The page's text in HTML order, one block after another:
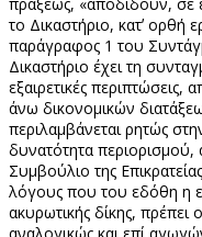
το Δικαστήριο, κατʼ ορθή
παράγραφος 1 του
Δικαστήριο έχει τη
εξαιρετικές περιπτώσεις,
άνω δικονομικών
περιλαμβάνεται ρητώς
δυνατότητα περιορισμού,
Συμβούλιο της
λόγους που του εδόθη η
ακυρωτικής δίκης, πρέπει